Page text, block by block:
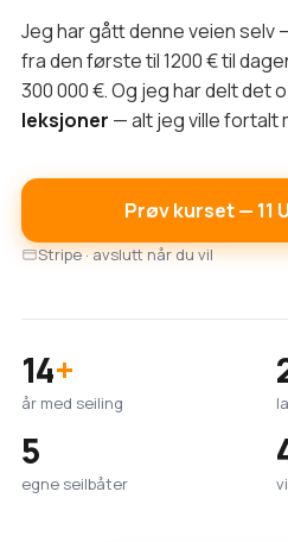
Jeg har gått denne veien selv
fra den første til 1200 € til
300 000 €. Og jeg har delt det
leksjoner — alt jeg ville fortalt
Prøv kurset — 11
Stripe · avslutt når du vil
14+
år med seiling
5
egne seilbåter